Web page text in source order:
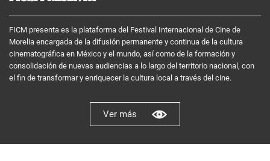
FICM presenta es la plataforma del Festival Internacional de Cine de
Morelia encargada de la difusión permanente y continua de la cultura
cinematográfica en México y el mundo, así como de la formación y
consolidación de nuevas audiencias a lo largo del territorio nacional, con
el fin de transformar y enriquecer la cultura local a través del cine.
Ver más